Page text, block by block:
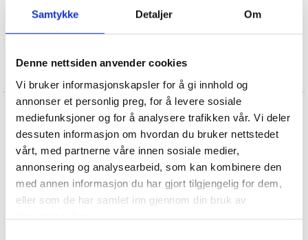
Samtykke Detaljer Om
Denne nettsiden anvender cookies
Vi bruker informasjonskapsler for å gi innhold og
annonser et personlig preg, for å levere sosiale
mediefunksjoner og for å analysere trafikken vår. Vi deler
dessuten informasjon om hvordan du bruker nettstedet
vårt, med partnerne våre innen sosiale medier,
annonsering og analysearbeid, som kan kombinere den
med annen informasjon du har gjort tilgjengelig for dem,
eller som de har samlet inn gjennom din bruk av
tjenestene deres.
PRODUKTKUNNSKAP
BESKRIVELSE
Vendeboks som veksler mellom fasttelefon og PC ( Via USB
USB kabel inn mot PC
Sikrer din hørsel og hjelper dig med å overholde EU's
lovgivning om støy på arbeidsplassen via Jabra PC Suite